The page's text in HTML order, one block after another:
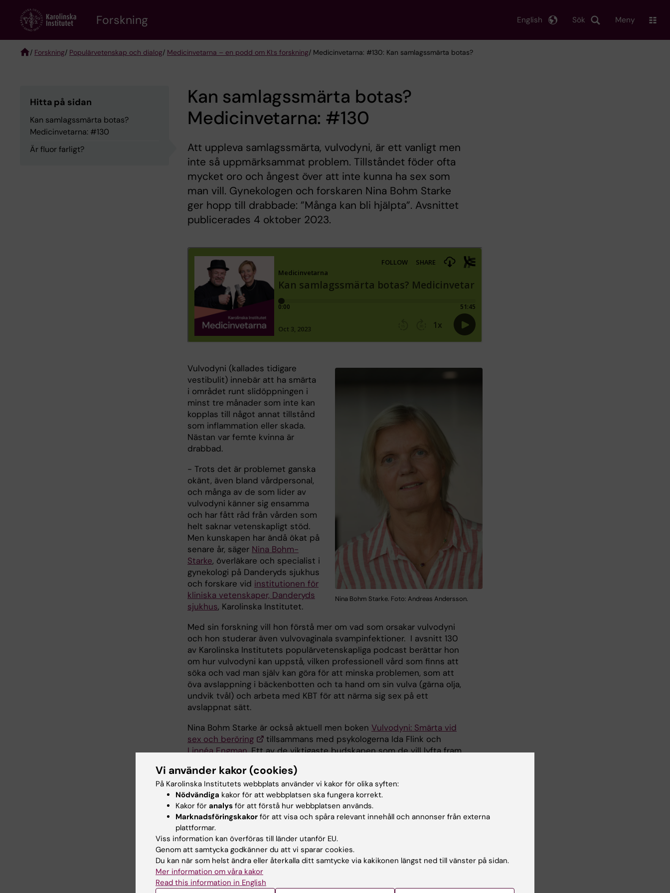
content
Forskning Sök
English Meny
/ Forskning/ Populärvetenskap och dialog/ Medicinvetarna – en podd om KI:s forskning/ Medicinvetarna: #130: Kan samlagssmärta botas?
Hitta på sidan
Kan samlagssmärta botas?
Medicinvetarna: #130
Är fluor farligt?
Kan samlagssmärta botas?
Medicinvetarna: #130
Att uppleva samlagssmärta, vulvodyni, är ett vanligt men
inte så uppmärksammat problem. Tillståndet föder ofta
mycket oro och ångest över att inte kunna ha sex som
man vill. Gynekologen och forskaren Nina Bohm Starke
ger hopp till drabbade: ”Många kan bli hjälpta”. Avsnittet
publicerades 4 oktober 2023.
Nina Bohm Starke. Foto: Andreas Andersson.
Vulvodyni (kallades tidigare
vestibulit) innebär att ha smärta
i området runt slidöppningen i
minst tre månader som inte kan
kopplas till något annat tillstånd
som inflammation eller skada.
Nästan var femte kvinna är
drabbad.
- Trots det är problemet ganska
okänt, även bland vårdpersonal,
och många av de som lider av
vulvodyni känner sig ensamma
och har fått råd från vården som
helt saknar vetenskapligt stöd.
Men kunskapen har ändå ökat på
senare år, säger Nina Bohm-
Starke, överläkare och specialist i
gynekologi på Danderyds sjukhus
och forskare vid institutionen för
kliniska vetenskaper, Danderyds
sjukhus, Karolinska Institutet.
Med sin forskning vill hon förstå mer om vad som orsakar vulvodyni
och hon studerar även vulvovaginala svampinfektioner. I avsnitt 130
av Karolinska Institutets populärvetenskapliga podcast berättar hon
om hur vulvodyni kan uppstå, vilken professionell vård som finns att
söka och vad man själv kan göra för att minska problemen, som att
öva avslappning i bäckenbotten och ta hand om sin vulva (gärna olja,
undvik tvål) och arbeta med KBT för att närma sig sex på ett
avslappnat sätt.
Nina Bohm Starke är också aktuell men boken Vulvodyni: Smärta vid
sex och beröring
tillsammans med psykologerna Ida Flink och
Linnéa Engman. Ett av de viktigaste budskapen som de vill lyfta fram
- Media lyfter ofta fram de svåraste fallen och man får en hopplös
bild. Men vi kan hjälpa jättemånga, säger hon.
Är fluor farligt?
I avsnittet svarar även forskaren
Karlssonvidinstitutionen för odontologi
Karolinska Institutet, på lyssnarfrågan
Vi använder kakor (cookies)
På Karolinska Institutets webbplats använder vi kakor för olika syften:
Nödvändiga kakor för att webbplatsen ska fungera korrekt.
Kakor för analys för att förstå hur webbplatsen används.
Marknadsföringskakor för att visa och spåra relevant innehåll och annonser från externa
plattformar.
Viss information kan överföras till länder utanför EU.
Genom att samtycka godkänner du att vi sparar cookies.
Du kan när som helst ändra eller återkalla ditt samtycke via kakikonen längst ned till vänster på sidan.
Mer information om våra kakor
Read this information in English